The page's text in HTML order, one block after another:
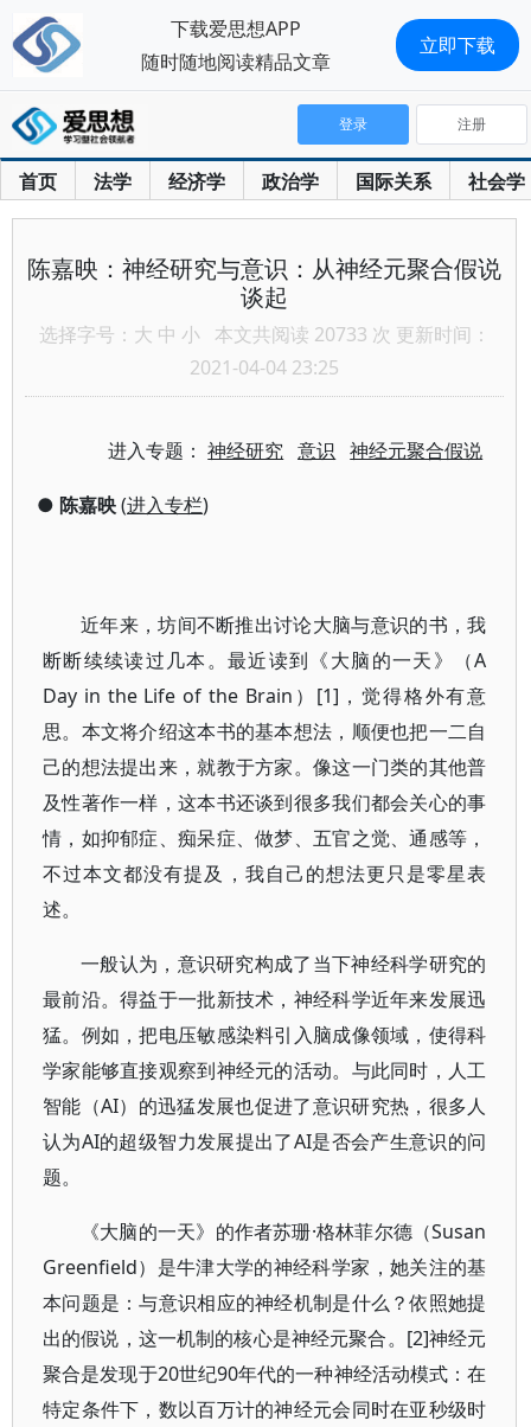
首页 法学 经济学 政治学 国际关系 社会学
登录 注册
陈嘉映：神经研究与意识：从神经元聚合假说
谈起
选择字号： 大 中 小 本文共阅读 20733 次 更新时间：
2021-04-04 23:25
进入专题：神经研究 意识 神经元聚合假说
● 陈嘉映(进入专栏)
近年来，坊间不断推出讨论大脑与意识的书，我
断断续续读过几本。最近读到《大脑的一天》（A
Day in the Life of the Brain）[1]，觉得格外有意
思。本文将介绍这本书的基本想法，顺便也把一二自
己的想法提出来，就教于方家。像这一门类的其他普
及性著作一样，这本书还谈到很多我们都会关心的事
情，如抑郁症、痴呆症、做梦、五官之觉、通感等，
不过本文都没有提及，我自己的想法更只是零星表
述。
一般认为，意识研究构成了当下神经科学研究的
最前沿。得益于一批新技术，神经科学近年来发展迅
猛。例如，把电压敏感染料引入脑成像领域，使得科
学家能够直接观察到神经元的活动。与此同时，人工
智能（AI）的迅猛发展也促进了意识研究热，很多人
认为AI的超级智力发展提出了AI是否会产生意识的问
题。
《大脑的一天》的作者苏珊·格林菲尔德（Susan
Greenfield）是牛津大学的神经科学家，她关注的基
本问题是：与意识相应的神经机制是什么？依照她提
出的假说，这一机制的核心是神经元聚合。[2]神经元
聚合是发现于20世纪90年代的一种神经活动模式：在
特定条件下，数以百万计的神经元会同时在亚秒级时
下载爱思想APP
随时随地阅读精品文章
立即下载